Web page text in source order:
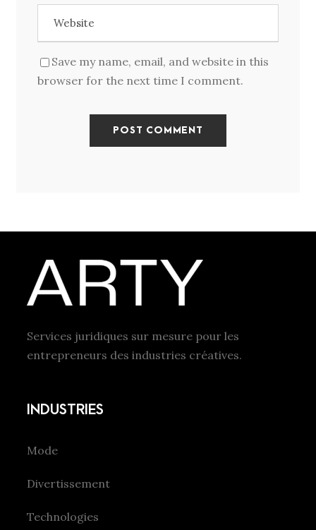
Save my name, email, and website in this
browser for the next time I comment.
Services juridiques sur mesure pour les
entrepreneurs des industries créatives.
INDUSTRIES
Mode
Divertissement
Technologies